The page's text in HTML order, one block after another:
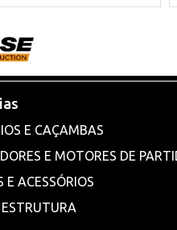
E CAÇAMBAS
E MOTORES DE
E ACESSÓRIOS
ESTRUTURA